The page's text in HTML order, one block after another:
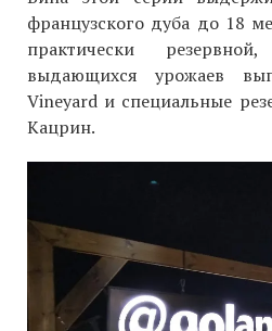
французского дуба до 18
практически
выдающихся урожаев
Vineyard и специальные
Кацрин.